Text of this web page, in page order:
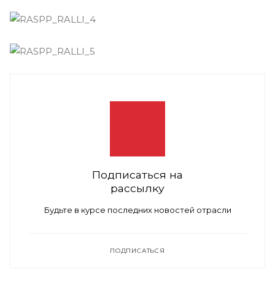
Подписаться на
рассылку
Будьте в курсе последних новостей отрасли
ПОДПИСАТЬСЯ